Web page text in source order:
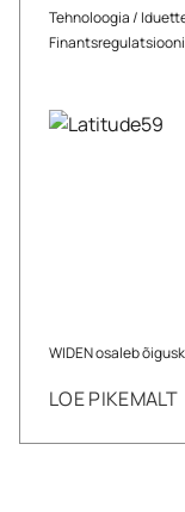
Tehnoloogia/
WIDEN osaleb
LOE PIKEMALT